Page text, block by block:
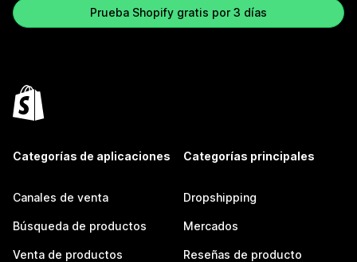
Prueba Shopify gratis por 3 días
Categorías de aplicaciones
Canales de venta
Búsqueda de productos
Venta de productos
Categorías principales
Dropshipping
Mercados
Reseñas de producto